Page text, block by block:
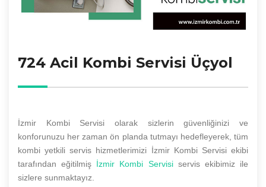
724 Acil Kombi Servisi Üçyol
İzmir Kombi Servisi olarak sizlerin güvenliğinizi ve
konforunuzu her zaman ön planda tutmayı hedefleyerek, tüm
kombi yetkili servis hizmetlerimizi İzmir Kombi Servisi ekibi
tarafından eğitilmiş İzmir Kombi Servisiservis ekibimiz ile
sizlere sunmaktayız.